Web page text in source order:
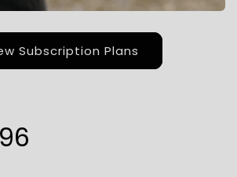
Subscription Plans